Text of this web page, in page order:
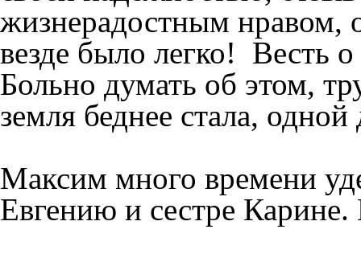
жизнерадостным нравом,
везде было легко! Весть
Больно думать об этом,
земля беднее стала,
Максим много времени
Евгению и сестре